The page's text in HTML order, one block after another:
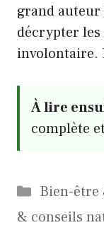
grand
décrypter
involontaire.
À lire
complète
Bien-être
& conseils